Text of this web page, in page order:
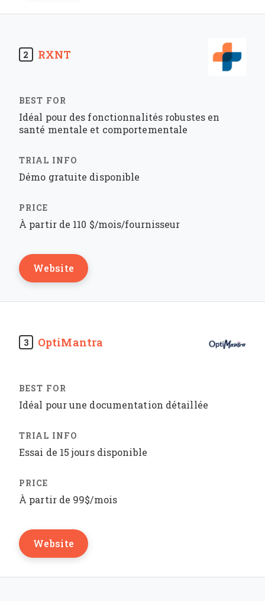
2 RXNT
Idéal pour des fonctionnalités robustes en
santé mentale et comportementale
Démo gratuite disponible
À partir de 110 $/mois/fournisseur
Website
3 OptiMantra
Idéal pour une documentation détaillée
Essai de 15 jours disponible
À partir de 99$/mois
Website